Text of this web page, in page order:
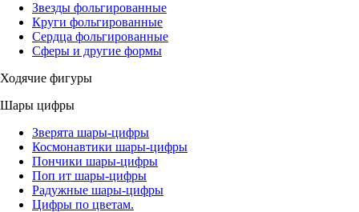
Звезды фольгированные
Круги фольгированные
Сердца фольгированные
Сферы и другие формы
Ходячие фигуры
Шары цифры
Зверята шары-цифры
Космонавтики шары-цифры
Пончики шары-цифры
Поп ит шары-цифры
Радужные шары-цифры
Цифры по цветам.